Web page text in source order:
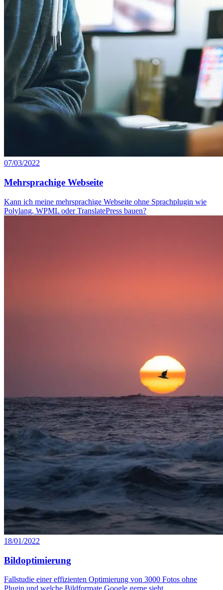
07/03/2022
Mehrsprachige Webseite
Kann ich meine mehrsprachige Webseite ohne Sprachplugin wie
Polylang, WPML oder TranslatePress bauen?
18/01/2022
Bildoptimierung
Fallstudie einer effizienten Optimierung von 3000 Fotos ohne